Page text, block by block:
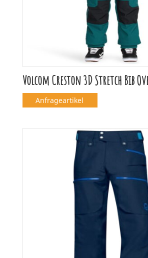
Volcom Creston 3D Stretch Bib
Anfrageartikel